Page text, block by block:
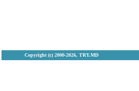
Copyright (с) 2000-2026, TRY.MD